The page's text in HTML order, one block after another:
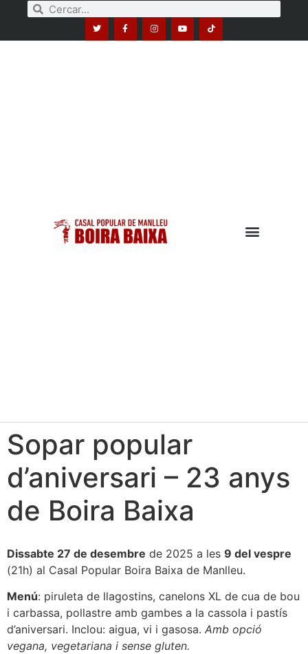
Sopar popular
d’aniversari – 23 anys
de Boira Baixa
Dissabte 27 de desembre de 2025 a les 9 del vespre
(21h) al Casal Popular Boira Baixa de Manlleu.
Menú: piruleta de llagostins, canelons XL de cua de bou
i carbassa, pollastre amb gambes a la cassola i pastís
d’aniversari. Inclou: aigua, vi i gasosa. Amb opció
vegana, vegetariana i sense gluten.